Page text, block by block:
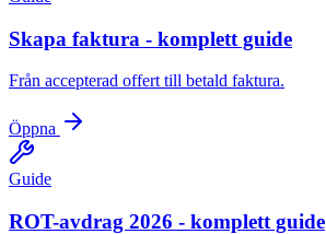
Skapa faktura - komplett guide
Från accepterad offert till betald faktura.
Öppna
Guide
ROT-avdrag 2026 - komplett guide